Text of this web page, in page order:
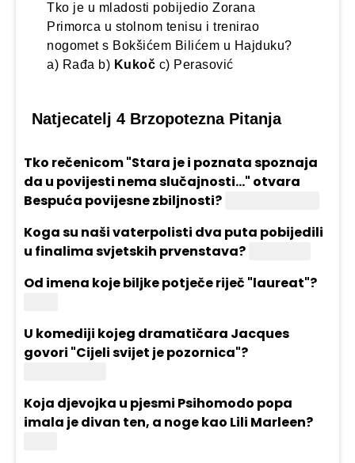
Tko je u mladosti pobijedio Zorana
Primorca u stolnom tenisu i trenirao
nogomet s Bokšićem Bilićem u Hajduku?
a) Rađa b) Kukoč c) Perasović
Natjecatelj 4 Brzopotezna Pitanja
Tko rečenicom "Stara je i poznata spoznaja
da u povijesti nema slučajnosti..." otvara
Bespuća povijesne zbiljnosti?
Koga su naši vaterpolisti dva puta pobijedili
u finalima svjetskih prvenstava?
Od imena koje biljke potječe riječ "laureat"?
U komediji kojeg dramatičara Jacques
govori "Cijeli svijet je pozornica"?
Koja djevojka u pjesmi Psihomodo popa
imala je divan ten, a noge kao Lili Marleen?